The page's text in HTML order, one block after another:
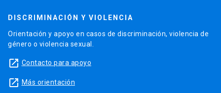
DISCRIMINACIÓN Y VIOLENCIA
Orientación y apoyo en casos de discriminación, violencia de
género o violencia sexual.
launch Contacto para apoyo
launch Más orientación